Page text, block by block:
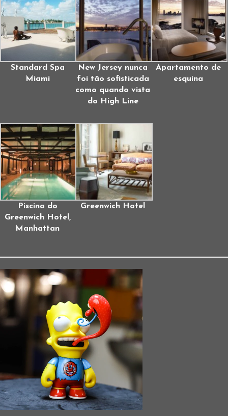
Standard Spa
Miami
New Jersey nunca
foi tão sofisticada
como quando vista
do High Line
Apartamento de
esquina
Piscina do
Greenwich Hotel,
Manhattan
Greenwich Hotel